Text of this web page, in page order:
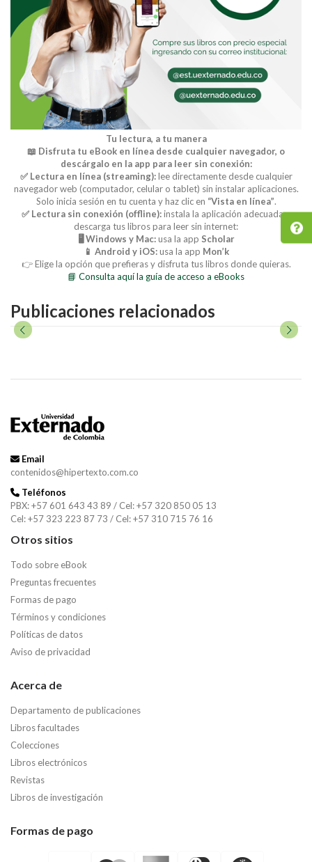
Tu lectura, a tu manera
📖 Disfruta tu eBook en línea desde cualquier navegador, o
descárgalo en la app para leer sin conexión:
✅ Lectura en línea (streaming):lee directamente desde cualquier
navegador web (computador, celular o tablet) sin instalar aplicaciones.
Solo inicia sesión en tu cuenta y haz clic en “Vista en línea”.
✅ Lectura sin conexión (offline):instala la aplicación adecuada y
descarga tus libros para leer sin internet:
🖥️ Windows y Mac:usa la app Scholar
📱 Android y iOS:usa la app Mon’k
👉 Elige la opción que prefieras y disfruta tus libros donde quieras.
📘 Consulta aquí la guía de acceso a eBooks
Publicaciones relacionados
Email
contenidos@hipertexto.com.co
Teléfonos
PBX: +57 601 643 43 89 / Cel: +57 320 850 05 13
Cel: +57 323 223 87 73 / Cel: +57 310 715 76 16
Otros sitios
Todo sobre eBook
Preguntas frecuentes
Formas de pago
Términos y condiciones
Políticas de datos
Aviso de privacidad
Acerca de
Departamento de publicaciones
Libros facultades
Colecciones
Libros electrónicos
Revistas
Libros de investigación
Formas de pago